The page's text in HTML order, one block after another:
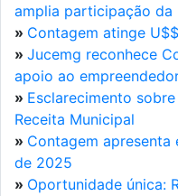
amplia participação da
» Contagem atinge
» Jucemg reconhece
apoio ao
» Esclarecimento
Receita Municipal
» Contagem
de 2025
» Oportunidade única: